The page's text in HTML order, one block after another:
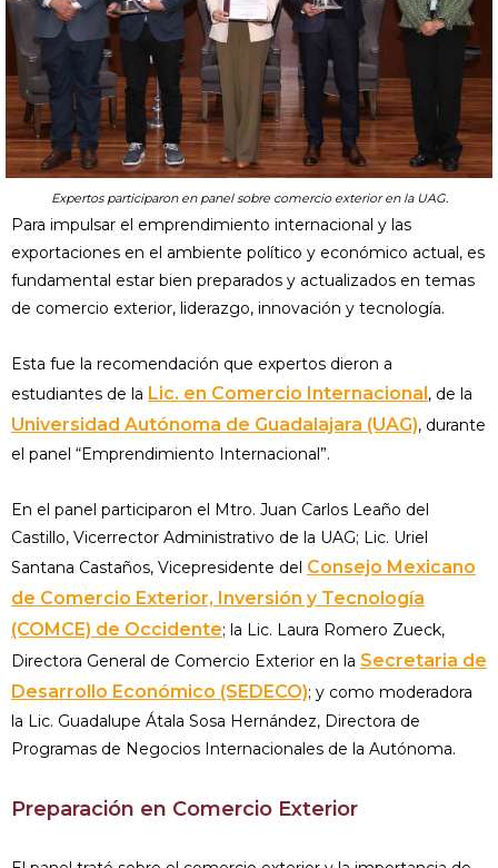
Expertos participaron en panel sobre comercio exterior en la UAG.
Para impulsar el emprendimiento internacional y las
exportaciones en el ambiente político y económico actual, es
fundamental estar bien preparados y actualizados en temas
de comercio exterior, liderazgo, innovación y tecnología.
Esta fue la recomendación que expertos dieron a
estudiantes de la Lic. en Comercio Internacional, de la
Universidad Autónoma de Guadalajara (UAG), durante
el panel “Emprendimiento Internacional”.
En el panel participaron el Mtro. Juan Carlos Leaño del
Castillo, Vicerrector Administrativo de la UAG; Lic. Uriel
Santana Castaños, Vicepresidente del Consejo Mexicano
de Comercio Exterior, Inversión y Tecnología
(COMCE) de Occidente; la Lic. Laura Romero Zueck,
Directora General de Comercio Exterior en la Secretaria de
Desarrollo Económico (SEDECO); y como moderadora
la Lic. Guadalupe Átala Sosa Hernández, Directora de
Programas de Negocios Internacionales de la Autónoma.
Preparación en Comercio Exterior